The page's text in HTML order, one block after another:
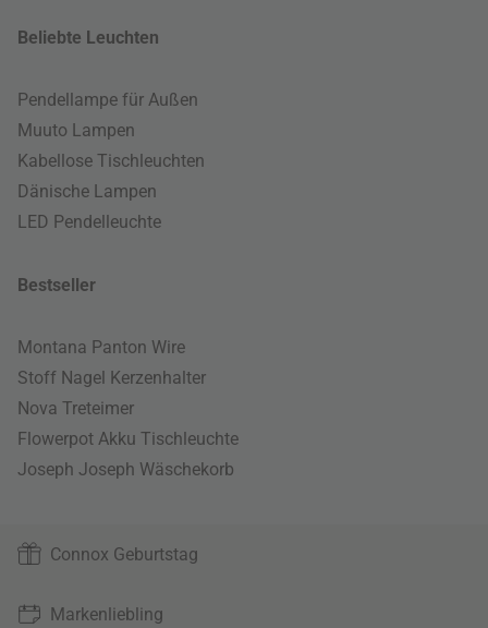
Beliebte Leuchten
Pendellampe für Außen
Muuto Lampen
Kabellose Tischleuchten
Dänische Lampen
LED Pendelleuchte
Bestseller
Montana Panton Wire
Stoff Nagel Kerzenhalter
Nova Treteimer
Flowerpot Akku Tischleuchte
Joseph Joseph Wäschekorb
Connox Geburtstag
Markenliebling